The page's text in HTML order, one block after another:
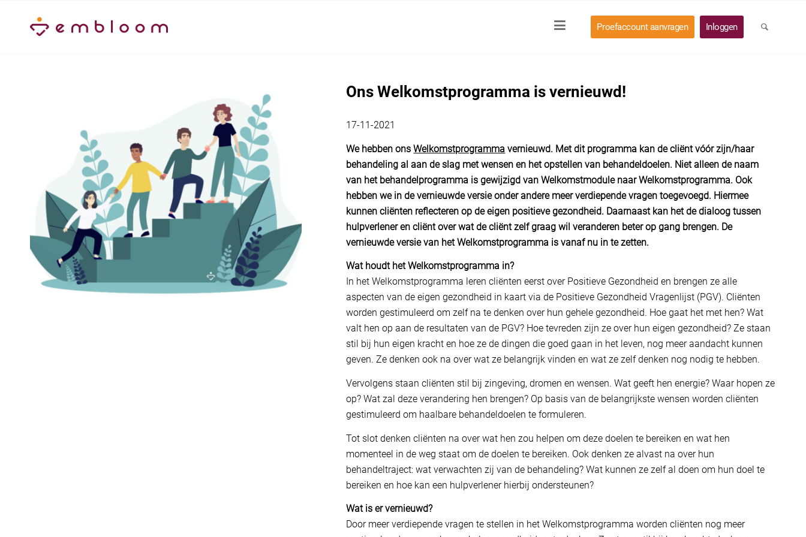
Proefaccount aanvragen Inloggen
Ons Welkomstprogramma is vernieuwd!
17-11-2021
We hebben onsWelkomstprogramma vernieuwd. Met dit programma kan de cliënt vóór zijn/haar
behandeling al aan de slag met wensen en het opstellen van behandeldoelen. Niet alleen de naam
van het behandelprogramma is gewijzigd van Welkomstmodule naar Welkomstprogramma. Ook
hebben we in de vernieuwde versieonder andere meer verdiepende vragen toegevoegd. Hiermee
kunnen cliënten reflecteren op de eigen positieve gezondheid. Daarnaast kan het de dialoog tussen
hulpverlener en cliënt over wat de cliënt zelf graag wil veranderen beter op gang brengen. De
vernieuwde versie van het Welkomstprogramma is vanaf nu in te zetten.
Wat houdt het Welkomstprogramma in?
In het Welkomstprogramma leren cliënten eerst over Positieve Gezondheid en brengen ze alle
aspecten van de eigen gezondheid in kaart via de Positieve Gezondheid Vragenlijst (PGV). Cliënten
worden gestimuleerd om zelf na te denken over hun gehele gezondheid. Hoe gaat het met hen? Wat
valt hen op aan de resultaten van de PGV? Hoe tevreden zijn ze over hun eigen gezondheid? Ze staan
stil bij hun eigen kracht en hoe ze de dingen die goed gaan in het leven, nog meer aandacht kunnen
geven. Ze denken ook na over wat ze belangrijk vinden en wat ze zelf denken nog nodig te hebben.
Vervolgens staan cliënten stil bij zingeving, dromen en wensen. Wat geeft hen energie? Waar hopen ze
op? Wat zal deze verandering hen brengen? Op basis van de belangrijkste wensen worden cliënten
gestimuleerd om haalbare behandeldoelen te formuleren.
Tot slot denken cliënten na over wat hen zou helpen om deze doelen te bereiken en wat hen
momenteel in de weg staat om de doelen te bereiken. Ook denken ze alvast na over hun
behandeltraject: wat verwachten zij van de behandeling? Wat kunnen ze zelf al doen om hun doel te
bereiken en hoe kan een hulpverlener hierbij ondersteunen?
Wat is er vernieuwd?
Door meer verdiepende vragen te stellen in het Welkomstprogramma worden cliënten nog meer